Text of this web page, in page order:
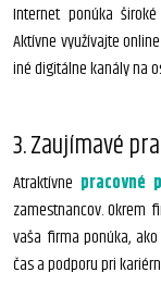
Internet ponúka
Aktívne využívajte online
iné digitálne kanály na
3. Zaujímavé
Atraktívne pracovné
zamestnancov. Okrem
vaša firma ponúka,
čas a podporu pri